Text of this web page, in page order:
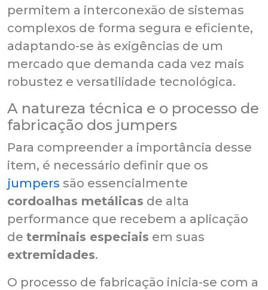
permitem a interconexão de sistemas
complexos de forma segura e eficiente,
adaptando-se às exigências de um
mercado que demanda cada vez mais
robustez e versatilidade tecnológica.
A natureza técnica e o processo de
fabricação dos jumpers
Para compreender a importância desse
item, é necessário definir que os
jumpers são essencialmente
cordoalhas metálicas de alta
performance que recebem a aplicação
de terminais especiais em suas
extremidades.
O processo de fabricação inicia-se com a